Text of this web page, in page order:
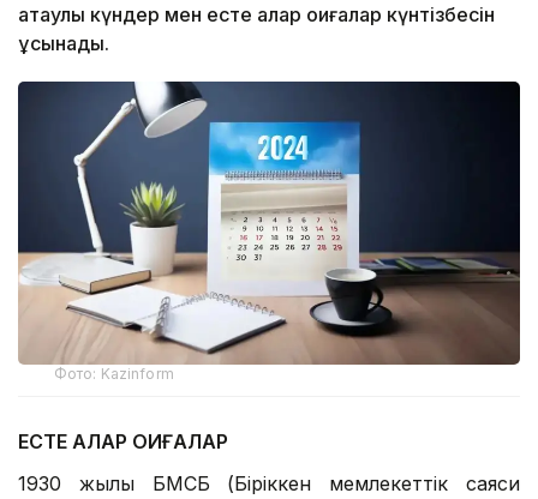
атаулы күндер мен есте қалар оқиғалар күнтізбесін
ұсынады.
Фото: Kazinform
ЕСТЕ ҚАЛАР ОҚИҒАЛАР
1930 жылы БМСБ (Біріккен мемлекеттік саяси